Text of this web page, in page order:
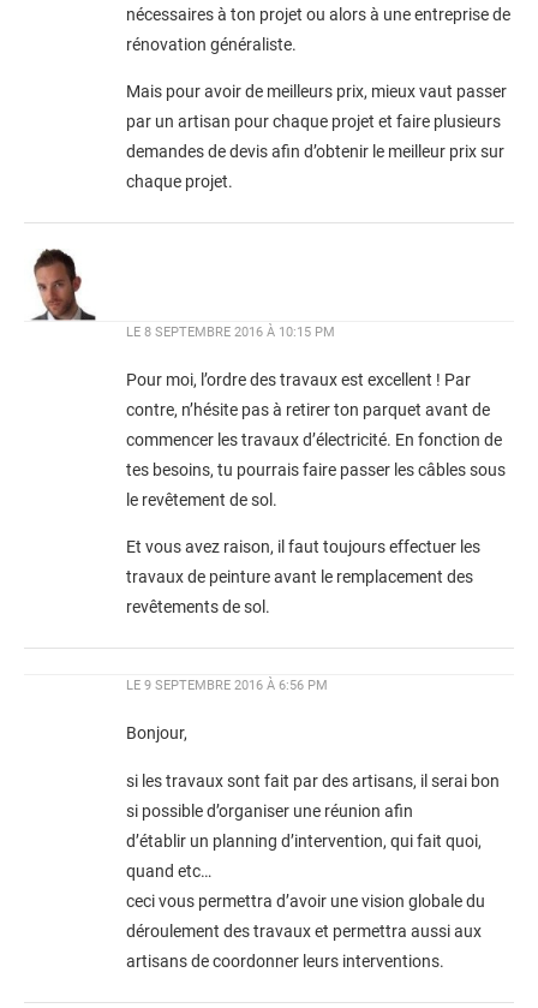
nécessaires à ton projet ou alors à une entreprise de
rénovation généraliste.
Mais pour avoir de meilleurs prix, mieux vaut passer
par un artisan pour chaque projet et faire plusieurs
demandes de devis afin d’obtenir le meilleur prix sur
chaque projet.
LE 8 SEPTEMBRE 2016 À 10:15 PM
Pour moi, l’ordre des travaux est excellent ! Par
contre, n’hésite pas à retirer ton parquet avant de
commencer les travaux d’électricité. En fonction de
tes besoins, tu pourrais faire passer les câbles sous
le revêtement de sol.
Et vous avez raison, il faut toujours effectuer les
travaux de peinture avant le remplacement des
revêtements de sol.
LE 9 SEPTEMBRE 2016 À 6:56 PM
Bonjour,
si les travaux sont fait par des artisans, il serai bon
si possible d’organiser une réunion afin
d’établir un planning d’intervention, qui fait quoi,
quand etc…
ceci vous permettra d’avoir une vision globale du
déroulement des travaux et permettra aussi aux
artisans de coordonner leurs interventions.